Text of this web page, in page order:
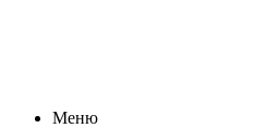
Меню